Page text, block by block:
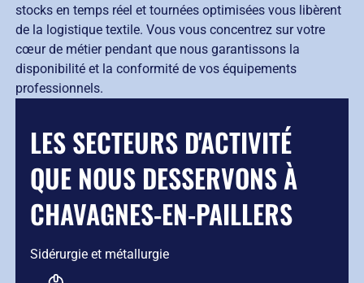
stocks en temps réel et tournées optimisées vous libèrent
de la logistique textile. Vous vous concentrez sur votre
cœur de métier pendant que nous garantissons la
disponibilité et la conformité de vos équipements
professionnels.
LES SECTEURS D'ACTIVITÉ
QUE NOUS DESSERVONS À
CHAVAGNES-EN-PAILLERS
Sidérurgie et métallurgie